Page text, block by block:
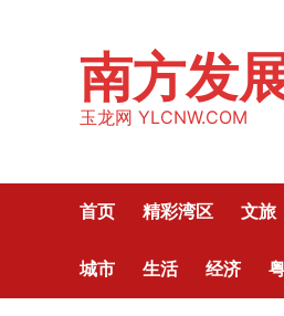
南方发
玉龙网 YLCNW.COM
首页 精彩湾区 文旅
城市 生活 经济